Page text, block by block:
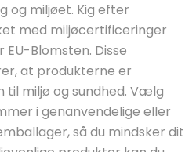
og miljøet. Kig efter
med miljøcertificeringer
Blomsten. Disse
at produkterne er
til miljø og sundhed. Vælg
i genanvendelige eller
så du mindsker dit